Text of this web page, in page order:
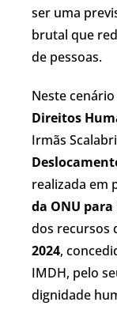
ser uma
brutal que
de pessoas.
Neste
Direitos
Irmãs
realizada em
da ONU
dos recursos
2024,
IMDH, pelo
dignidade